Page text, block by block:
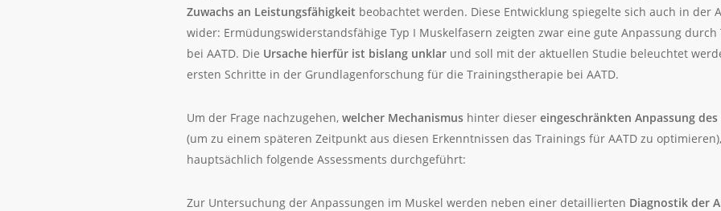
Zuwachs an Leistungsfähigkeit beobachtet werden. Diese Entwicklung spiegelte sich auch in der
wider: Ermüdungswiderstandsfähige Typ I Muskelfasern zeigten zwar eine gute Anpassung durch
bei AATD. Die Ursache hierfür ist bislang unklar und soll mit der aktuellen Studie beleuchtet
ersten Schritte in der Grundlagenforschung für die Trainingstherapie bei AATD.
Um der Frage nachzugehen,welcher Mechanismus hinter diesereingeschränkten Anpassung
(um zu einem späteren Zeitpunkt aus diesen Erkenntnissen das Trainings für AATD zu
hauptsächlich folgende Assessments durchgeführt:
Zur Untersuchung der Anpassungen im Muskel werden neben einer detaillierten Diagnostik der